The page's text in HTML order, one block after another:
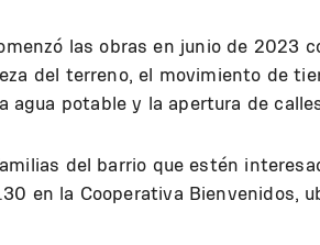
las obras en junio de 2023
del terreno, el movimiento de
agua potable y la apertura de
del barrio que estén
en la Cooperativa Bienvenidos,